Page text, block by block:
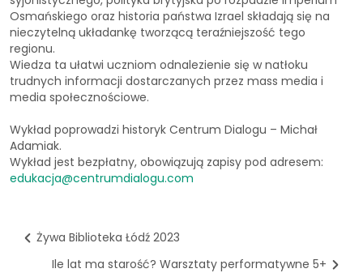
Osmańskiego oraz historia państwa Izrael składają się na
nieczytelną układankę tworzącą teraźniejszość tego
regionu.
Wiedza ta ułatwi uczniom odnalezienie się w natłoku
trudnych informacji dostarczanych przez mass media i
media społecznościowe.
Wykład poprowadzi historyk Centrum Dialogu – Michał
Adamiak.
Wykład jest bezpłatny, obowiązują zapisy pod adresem:
edukacja@centrumdialogu.com
Żywa Biblioteka Łódź 2023
Ile lat ma starość? Warsztaty performatywne 5+